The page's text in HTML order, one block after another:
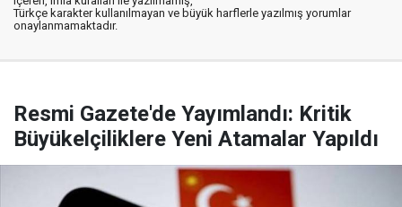
Türkçe karakter kullanılmayan ve büyük harflerle yazılmış yorumlar
onaylanmamaktadır.
Resmi Gazete'de Yayımlandı: Kritik
Büyükelçiliklere Yeni Atamalar Yapıldı